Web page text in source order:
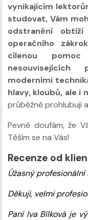
vynikajícím
studovat, Vám
odstranění
operačního
cílenou
moderními
hlavy, kloubů, ale i
průběžně prohlubuji
Pevně doufám, že
Těším se na Vás!
Recenze od
Úžasný
Děkuji, velmi
Paní Iva Bílková je